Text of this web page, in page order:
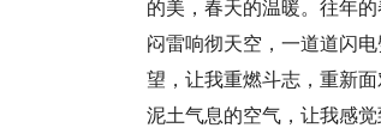
的美，春天的温暖。往年
闷雷响彻天空，一道道闪
望，让我重燃斗志，重新
泥土气息的空气，让我感